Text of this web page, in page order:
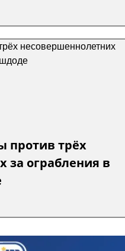
против трёх
за ограбления в